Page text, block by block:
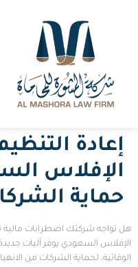
إعادة
الإفلاس
حماية
هل تواجه شركتك اضطرابات
الإفلاس السعودي يوفر آليات
الوقائية، لحماية الشركات من